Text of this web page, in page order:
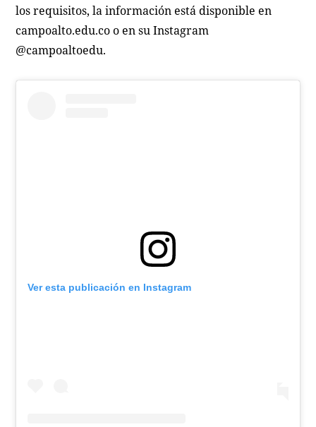
los requisitos, la información está disponible en
campoalto.edu.co o en su Instagram
@campoaltoedu.
Ver esta publicación en Instagram